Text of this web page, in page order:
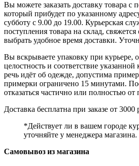
Вы можете заказать доставку товара с
который прибудет по указанному
субботу с 9.00 до 19.00. Курьерская
поступления товара на склад,
выбрать удобное время доставки.
Вы вскрываете упаковку при курьере,
целостность и соответствие
речь идёт об одежде, допустима
примерки ограничено 15 минутами.
отказаться частично или полностью от
Доставка бесплатна при заказе от 3000
*Действует ли в вашем городе
уточняйте у менеджера магазина.
Самовывоз из магазина